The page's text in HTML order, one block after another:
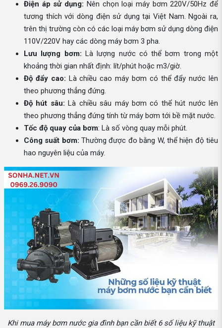
Điện áp sử dụng: Nên chọn loại máy bơm 220V/50Hz để
tương thích với dòng điện sử dụng tại Việt Nam. Ngoài ra,
trên thị trường còn có các loại máy bơm sử dụng dòng điện
110V/220V hay các dòng máy bơm 3 pha.
Lưu lượng bơm: Là lượng nước có thể bơm trong một
khoảng thời gian nhất định: lít/phút hoặc m3/giờ.
Độ đẩy cao: Là chiều cao máy bơm có thể đẩy nước lên
theo phương thẳng đứng.
Độ hút sâu: Là chiều sâu máy bơm có thể hút nước lên
theo phương thẳng đứng tính từ máy bơm tới bề mặt nước.
Tốc độ quay của bơm: Là số vòng quay mỗi phút.
Công suất bơm: Thường được đo bằng W, thể hiện độ tiêu
hao nguyên liệu của máy.
Khi mua máy bơm nước gia đình bạn cần biết 6 số liệu kỹ thuật